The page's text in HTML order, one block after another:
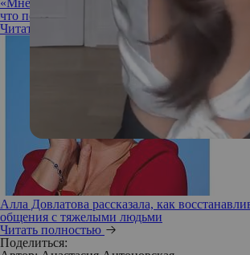
что помогает ей в 40 лет выглядеть на 20
Читать полностью
Алла Довлатова рассказала, как
общения с тяжелыми людьми
Читать полностью
Поделиться: